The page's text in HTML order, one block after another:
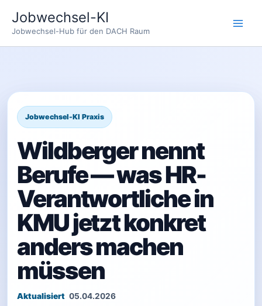
Inhalt
springen
Jobwechsel-KI
Jobwechsel-Hub für den DACH Raum
Wildberger nennt
Berufe — was HR-
Verantwortliche in
KMU jetzt konkret
anders machen
müssen
05.04.2026